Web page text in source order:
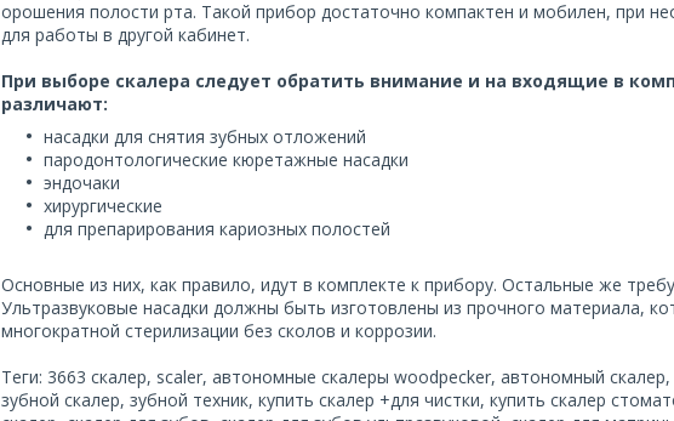
орошения полости рта. Такой прибор достаточно компактен и мобилен, при
для работы в другой кабинет.
При выборе скалера следует обратить внимание и на входящие в
различают:
насадки для снятия зубных отложений
пародонтологические кюретажные насадки
эндочаки
хирургические
для препарирования кариозных полостей
Основные из них, как правило, идут в комплекте к прибору. Остальные же
Ультразвуковые насадки должны быть изготовлены из прочного материала,
многократной стерилизации без сколов и коррозии.
Теги: 3663 скалер, scaler, автономные скалеры woodpecker, автономный
зубной скалер, зубной техник, купить скалер +для чистки, купить скалер